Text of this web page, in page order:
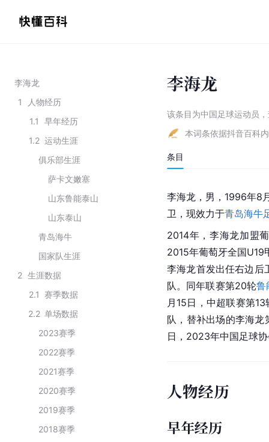
李海龙
1
人物经历
1.1
早年经历
1.2 运动生涯
俱乐部生涯
萨卡文嫩塞
山东鲁能泰山
山东泰山
青岛海牛
国家队生涯
2 生涯数据
2.1 赛季数据
2.2 单场数据
2023赛季
2022赛季
2021赛季
2020赛季
2019赛季
2018赛季
李海龙
该条目为中国足球运动员 ，
本词条依据抖音百科
条目
李海龙，男，1996年8
卫，现效力于青岛海牛
2014年，李海龙加盟
2015年葡萄牙全国U19
李海龙首发出任右边后
队。同年联赛第20轮鲁
月15日，中超联赛第13
队 ，替补出场的李海
日，2023年中国足球
人物经历
早年经历